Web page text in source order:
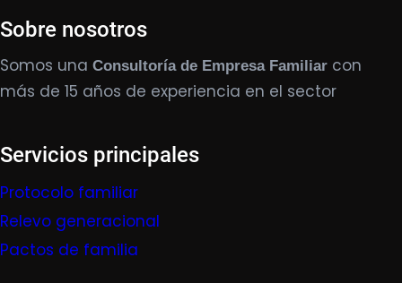
Sobre nosotros
Somos una Consultoría de Empresa Familiar con
más de 15 años de experiencia en el sector
Servicios principales
Protocolo familiar
Relevo generacional
Pactos de familia